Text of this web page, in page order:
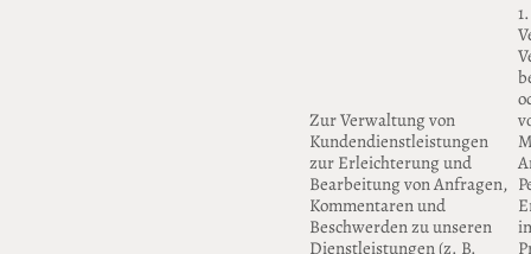
Zur Verwaltung von
Kundendienstleistungen
zur Erleichterung und
Bearbeitung von Anfragen,
Kommentaren und
Beschwerden zu unseren
Dienstleistungen (z. B.